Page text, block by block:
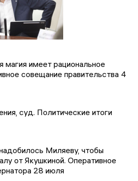
магия имеет рациональное
совещание правительства 4
суд. Политические итоги
Миляеву, чтобы
от Якушкиной. Оперативное
28 июля